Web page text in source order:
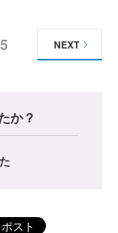
5 NEXT
か？
ポスト